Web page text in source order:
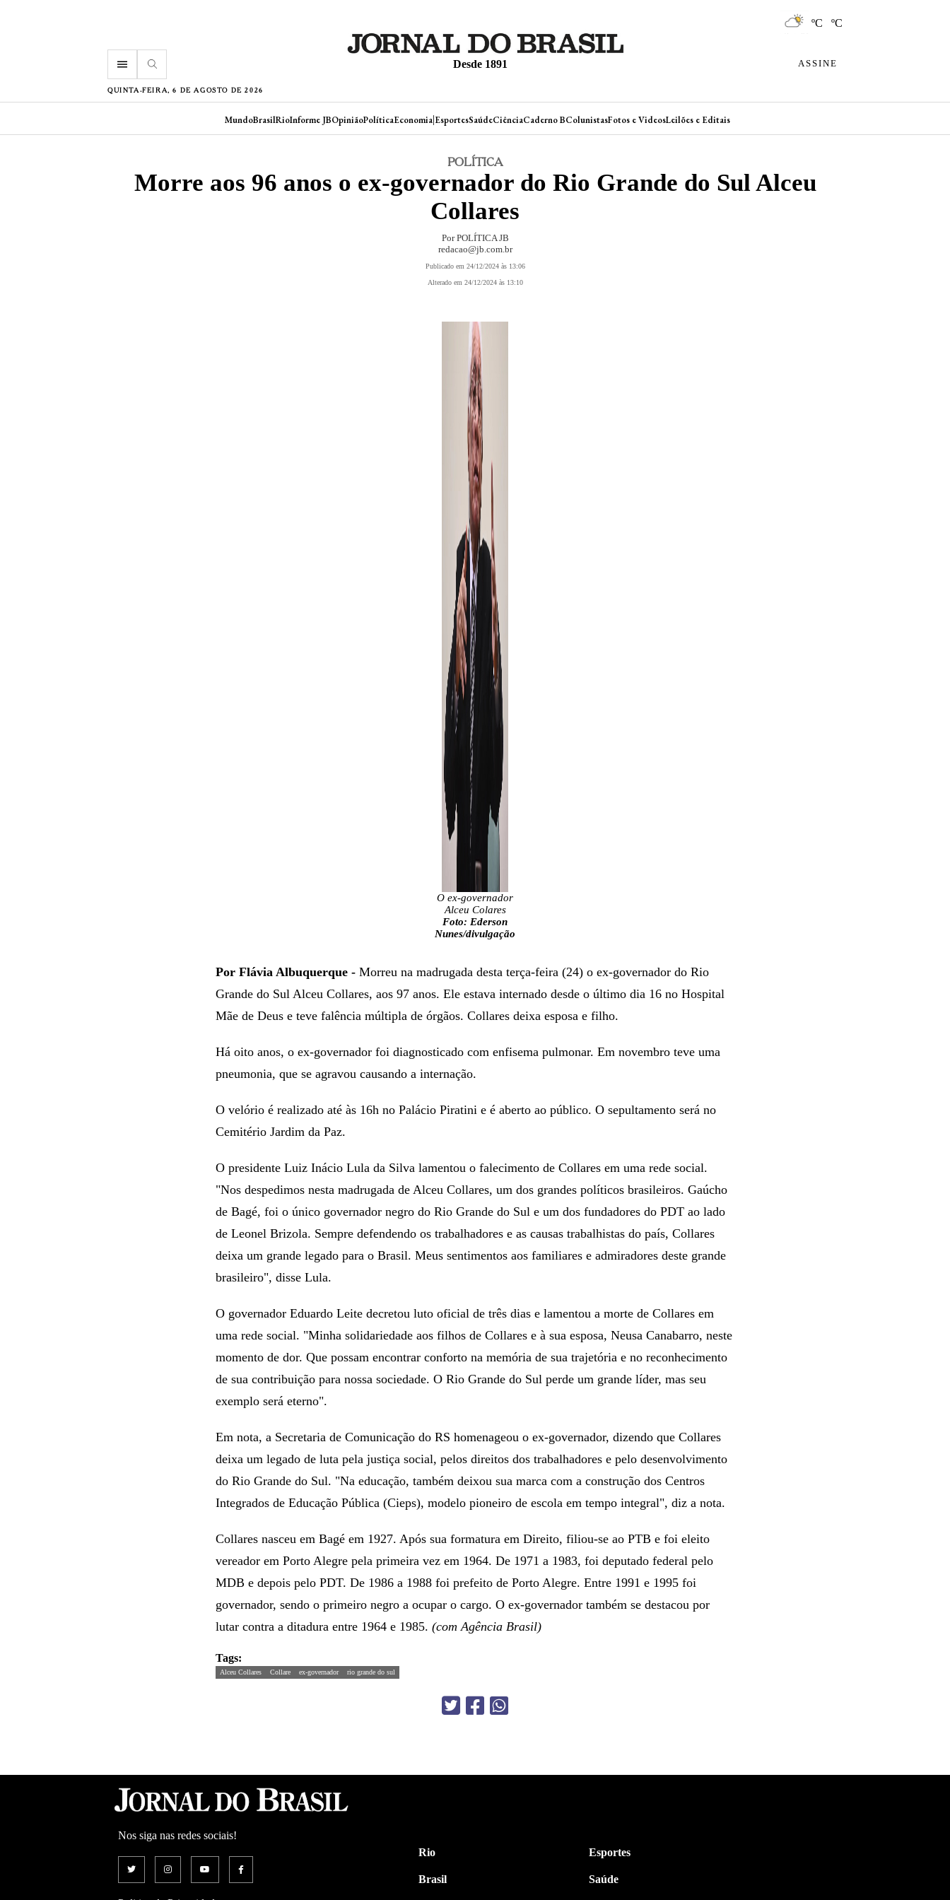
ºC ºC
menu Desde 1891 ASSINE
QUINTA-FEIRA, 6 DE AGOSTO DE 2026
MundoBrasilRioInforme JBOpiniãoPolíticaEconomia|EsportesSaúdeCiênciaCaderno BColunistasFotos e VideosLeilões e Editais
POLÍTICA
Morre aos 96 anos o ex-governador do Rio Grande do Sul Alceu
Collares
Por POLÍTICA JB
redacao@jb.com.br
Publicado em 24/12/2024 às 13:06
Alterado em 24/12/2024 às 13:10
O ex-governador
Alceu Colares
Foto: Ederson
Nunes/divulgação
Por Flávia Albuquerque -Morreu na madrugada desta terça-feira (24) o ex-governador do Rio
Grande do Sul Alceu Collares, aos 97 anos. Ele estava internado desde o último dia 16 no Hospital
Mãe de Deus e teve falência múltipla de órgãos. Collares deixa esposa e filho.
Há oito anos, o ex-governador foi diagnosticado com enfisema pulmonar. Em novembro teve uma
pneumonia, que se agravou causando a internação.
O velório é realizado até às 16h no Palácio Piratini e é aberto ao público. O sepultamento será no
Cemitério Jardim da Paz.
O presidente Luiz Inácio Lula da Silva lamentou o falecimento de Collares em uma rede social.
"Nos despedimos nesta madrugada de Alceu Collares, um dos grandes políticos brasileiros. Gaúcho
de Bagé, foi o único governador negro do Rio Grande do Sul e um dos fundadores do PDT ao lado
de Leonel Brizola. Sempre defendendo os trabalhadores e as causas trabalhistas do país, Collares
deixa um grande legado para o Brasil. Meus sentimentos aos familiares e admiradores deste grande
brasileiro", disse Lula.
O governador Eduardo Leite decretou luto oficial de três dias e lamentou a morte de Collares em
uma rede social. "Minha solidariedade aos filhos de Collares e à sua esposa, Neusa Canabarro, neste
momento de dor. Que possam encontrar conforto na memória de sua trajetória e no reconhecimento
de sua contribuição para nossa sociedade. O Rio Grande do Sul perde um grande líder, mas seu
exemplo será eterno".
Em nota, a Secretaria de Comunicação do RS homenageou o ex-governador, dizendo que Collares
deixa um legado de luta pela justiça social, pelos direitos dos trabalhadores e pelo desenvolvimento
do Rio Grande do Sul. "Na educação, também deixou sua marca com a construção dos Centros
Integrados de Educação Pública (Cieps), modelo pioneiro de escola em tempo integral", diz a nota.
Collares nasceu em Bagé em 1927. Após sua formatura em Direito, filiou-se ao PTB e foi eleito
vereador em Porto Alegre pela primeira vez em 1964. De 1971 a 1983, foi deputado federal pelo
MDB e depois pelo PDT. De 1986 a 1988 foi prefeito de Porto Alegre. Entre 1991 e 1995 foi
governador, sendo o primeiro negro a ocupar o cargo. O ex-governador também se destacou por
lutar contra a ditadura entre 1964 e 1985. (com Agência Brasil)
Tags:
Alceu Collares Collare ex-governador rio grande do sul
Nos siga nas redes sociais!
Rio
Brasil
Esportes
Saúde